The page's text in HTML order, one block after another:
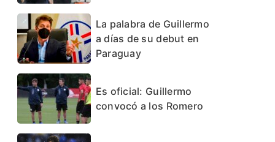
La palabra de Guillermo
a días de su debut en
Paraguay
Es oficial: Guillermo
convocó a los Romero